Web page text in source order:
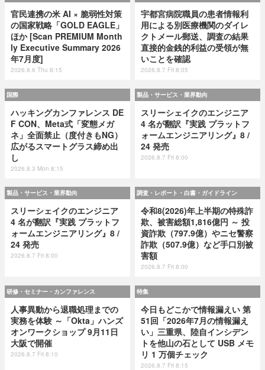
官民連携の米 AI × 脆弱性対策
の国家戦略「GOLD EAGLE」
ほか [Scan PREMIUM Month
ly Executive Summary 2026
年7月度]
2026.8.6 Thu 8:15
宇都宮病院職員の患者情報利
用による別医療機関のダイレ
クトメール郵送、調査の結果
直接的金銭的利益の受領が無
いことを確認
2026.8.7 Fri 8:05
国際
ハッキングカンファレンス DE
F CON、Meta式「変態メガ
ネ」全面禁止（度付きもNG）
広がるスマートグラス締め出
し
2026.8.3 Mon 8:15
製品・サービス・業界動向
スリーシェイクのエンジニア
4 名が翻訳『実践 プラットフ
ォームエンジニアリング』8 /
24 発売
2026.8.7 Fri 8:00
製品・サービス・業界動向
スリーシェイクのエンジニア
4 名が翻訳『実践 プラットフ
ォームエンジニアリング』8 /
24 発売
2026.8.7 Fri 8:00
調査・レポート・白書・ガイドライン
令和8(2026)年上半期の特殊詐
欺、被害総額1,816億円 ～ 投
資詐欺（797.9億）やニセ警察
詐欺（507.9億）など手口別被
害額
2026.8.7 Fri 8:00
研修・セミナー・カンファレンス
人事異動から退職処理までの
実務を体験 ～「Okta」ハンズ
オンワークショップ 9月11日
大阪で開催
2026.8.7 Fri 8:10
特集
今日もどこかで情報漏えい 第
51回「2026年7月の情報漏え
い」三重県、陸自インシデン
トを他山の石として USB メモ
リ 1 万個チェック
2026.8.7 Fri 8:15